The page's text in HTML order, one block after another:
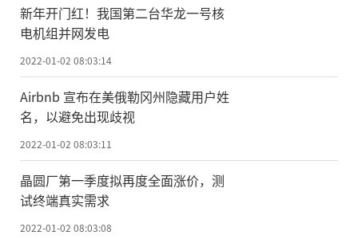
新年开门红！我国第二台华龙一号核
电机组并网发电
2022-01-02 08:03:14
Airbnb 宣布在美俄勒冈州隐藏用户姓
名，以避免出现歧视
2022-01-02 08:03:11
晶圆厂第一季度拟再度全面涨价，测
试终端真实需求
2022-01-02 08:03:08